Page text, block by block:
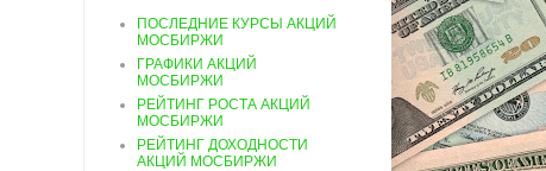
ПОСЛЕДНИЕ КУРСЫ АКЦИЙ
МОСБИРЖИ
ГРАФИКИ АКЦИЙ
МОСБИРЖИ
РЕЙТИНГ РОСТА АКЦИЙ
МОСБИРЖИ
РЕЙТИНГ ДОХОДНОСТИ
АКЦИЙ МОСБИРЖИ